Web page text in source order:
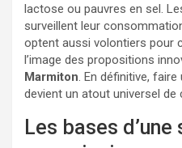
lactose ou pauvres en sel.
surveillent leur
optent aussi volontiers pour
l’image des propositions
Marmiton. En définitive,
devient un atout universel
Les bases